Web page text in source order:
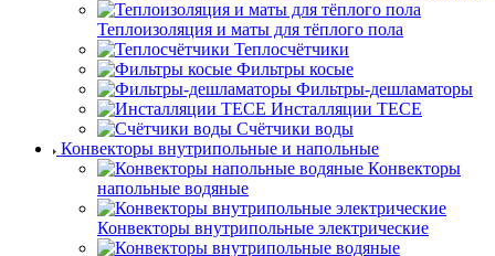
Теплоизоляция и маты для тёплого пола
Теплосчётчики
Фильтры косые
Фильтры-дешламаторы
Инсталляции TECE
Счётчики воды
Конвекторы внутрипольные и напольные
Конвекторы
напольные водяные
Конвекторы внутрипольные электрические